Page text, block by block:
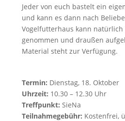
Jeder von euch bastelt ein
und kann es dann nach
Vogelfutterhaus kann natürlich
genommen und draußen
Material steht zur Verfügung.
Termin: Dienstag, 18. Oktober
Uhrzeit: 10.30 – 12.30 Uhr
Treffpunkt: SieNa
Teilnahmegebühr: Kostenfrei,